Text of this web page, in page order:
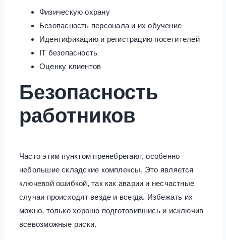
Физическую охрану
Безопасность персонала и их обучение
Идентификацию и регистрацию посетителей
IT безопасность
Оценку клиентов
Безопасность
работников
Часто этим пунктом пренебрегают, особенно
небольшие складские комплексы. Это является
ключевой ошибкой, так как аварии и несчастные
случаи происходят везде и всегда. Избежать их
можно, только хорошо подготовившись и исключив
всевозможные риски.